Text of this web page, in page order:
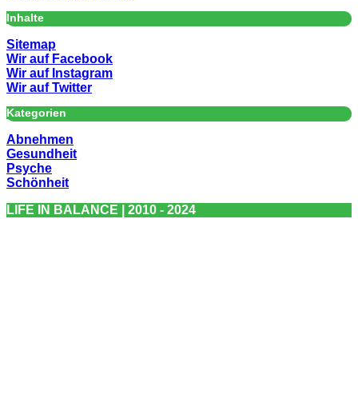
Inhalte
Sitemap
Wir auf Facebook
Wir auf Instagram
Wir auf Twitter
Kategorien
Abnehmen
Gesundheit
Psyche
Schönheit
LIFE IN BALANCE | 2010 - 2024